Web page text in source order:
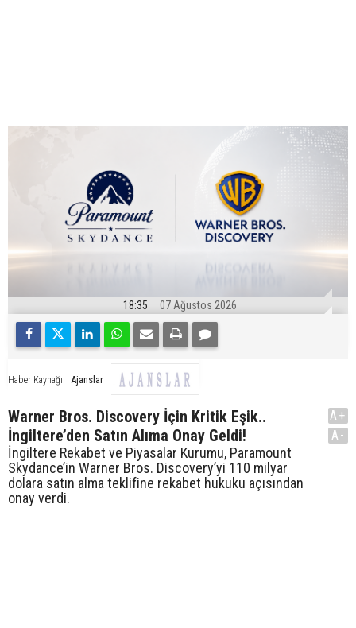
18:35 07 Ağustos 2026
Haber Kaynağı Ajanslar
Warner Bros. Discovery İçin Kritik Eşik..
İngiltere’den Satın Alıma Onay Geldi!
İngiltere Rekabet ve Piyasalar Kurumu, Paramount
Skydance’in Warner Bros. Discovery’yi 110 milyar
dolara satın alma teklifine rekabet hukuku açısından
onay verdi.
A+
A-